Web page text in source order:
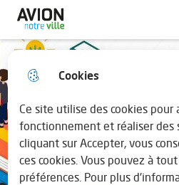
Cookies
Ce site utilise des cookies pour
fonctionnement et réaliser des
cliquant sur Accepter, vous
ces cookies. Vous pouvez à
préférences. Pour plus
Aller
au
menu
Horaires de la mairie
Lundi : 13h30 - 17h30
Mardi au vendredi : 08h30
13h45 - 17h30
Ville d'Avion